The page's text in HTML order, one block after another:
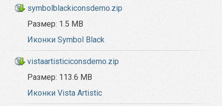
symbolblackiconsdemo.zip
Размер: 1.5 MB
Иконки Symbol Black
vistaartisticiconsdemo.zip
Размер: 113.6 MB
Иконки Vista Artistic